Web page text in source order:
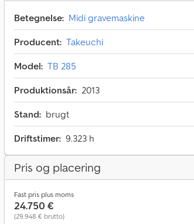
Betegnelse: Midi gravemaskine
Producent: Takeuchi
Model: TB 285
Produktionsår: 2013
Stand: brugt
Driftstimer: 9.323 h
Pris og placering
Fast pris plus moms
24.750 €
(29.948 € brutto)